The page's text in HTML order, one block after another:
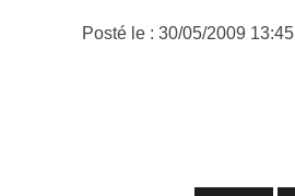
Posté le : 30/05/2009 13:45